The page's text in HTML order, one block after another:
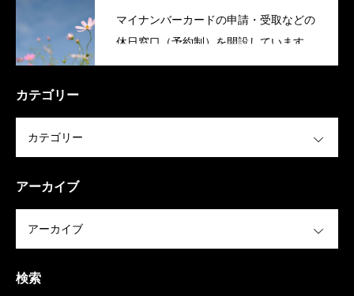
マイナンバーカードの申請・受取などの
休日窓口（予約制）を開設しています
（稲美町）
カテゴリー
アーカイブ
検索